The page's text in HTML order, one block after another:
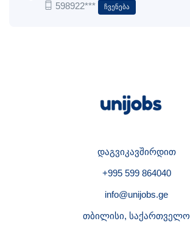
598922***
Ჩვენება
დაგვიკავშირდით
+995 599 864040
info@unijobs.ge
თბილისი, საქართველო